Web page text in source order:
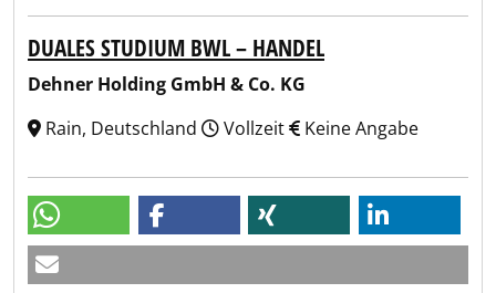
DUALES STUDIUM BWL – HANDEL
Dehner Holding GmbH & Co. KG
Rain, Deutschland
Vollzeit Keine Angabe